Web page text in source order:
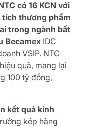
có 16 KCN với
tích thương phẩm
trong ngành bất
Becamex IDC
VSIP. NTC
quả, mang lại
100 tỷ đồng,
kết quả kinh
kép hàng